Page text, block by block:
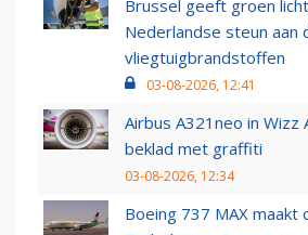
Brussel geeft groen
Nederlandse steun aan
vliegtuigbrandstoffen
03-08-2026, 12:41
Airbus A321neo in Wizz
beklad met graffiti
03-08-2026, 12:34
Boeing 737 MAX maakt